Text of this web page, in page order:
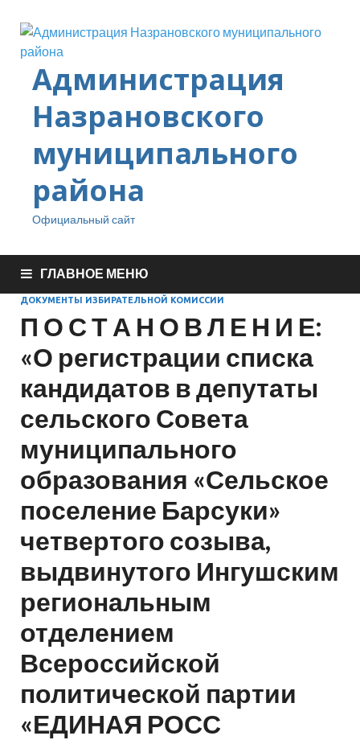
Администрация
Назрановского
муниципального
района
Официальный сайт
ГЛАВНОЕ МЕНЮ
ДОКУМЕНТЫ ИЗБИРАТЕЛЬНОЙ КОМИССИИ
П О С Т А Н О В Л Е Н И Е:
«О регистрации списка
кандидатов в депутаты
сельского Совета
муниципального
образования «Сельское
поселение Барсуки»
четвертого созыва,
выдвинутого Ингушским
региональным
отделением
Всероссийской
политической партии
«ЕДИНАЯ РОСС